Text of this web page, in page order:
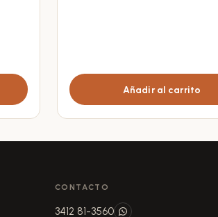
Añadir al carrito
CONTACTO
3412 81-3560